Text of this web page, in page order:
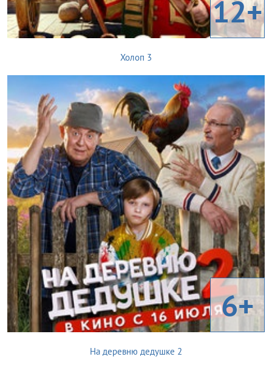
12+
Холоп 3
6+
На деревню дедушке 2